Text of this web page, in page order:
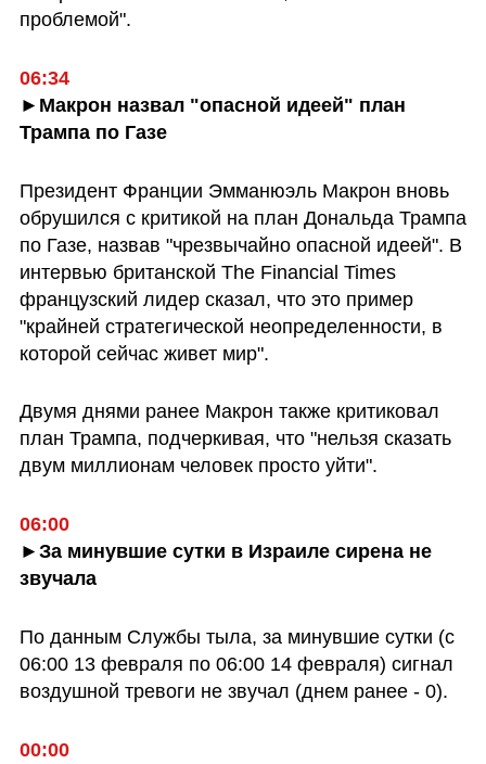
проблемой".
06:34
►Макрон назвал "опасной идеей" план
Трампа по Газе
Президент Франции Эмманюэль Макрон вновь
обрушился с критикой на план Дональда Трампа
по Газе, назвав "чрезвычайно опасной идеей". В
интервью британской The Financial Times
французский лидер сказал, что это пример
"крайней стратегической неопределенности, в
которой сейчас живет мир".
Двумя днями ранее Макрон также критиковал
план Трампа, подчеркивая, что "нельзя сказать
двум миллионам человек просто уйти".
06:00
►За минувшие сутки в Израиле сирена не
звучала
По данным Службы тыла, за минувшие сутки (с
06:00 13 февраля по 06:00 14 февраля) сигнал
воздушной тревоги не звучал (днем ранее - 0).
00:00